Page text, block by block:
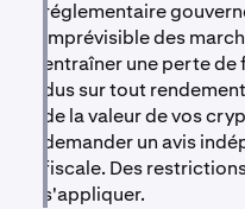
réglementaire
imprévisible des
entraîner une perte
dus sur tout
de la valeur de vos
demander un avis
fiscale. Des
s'appliquer.